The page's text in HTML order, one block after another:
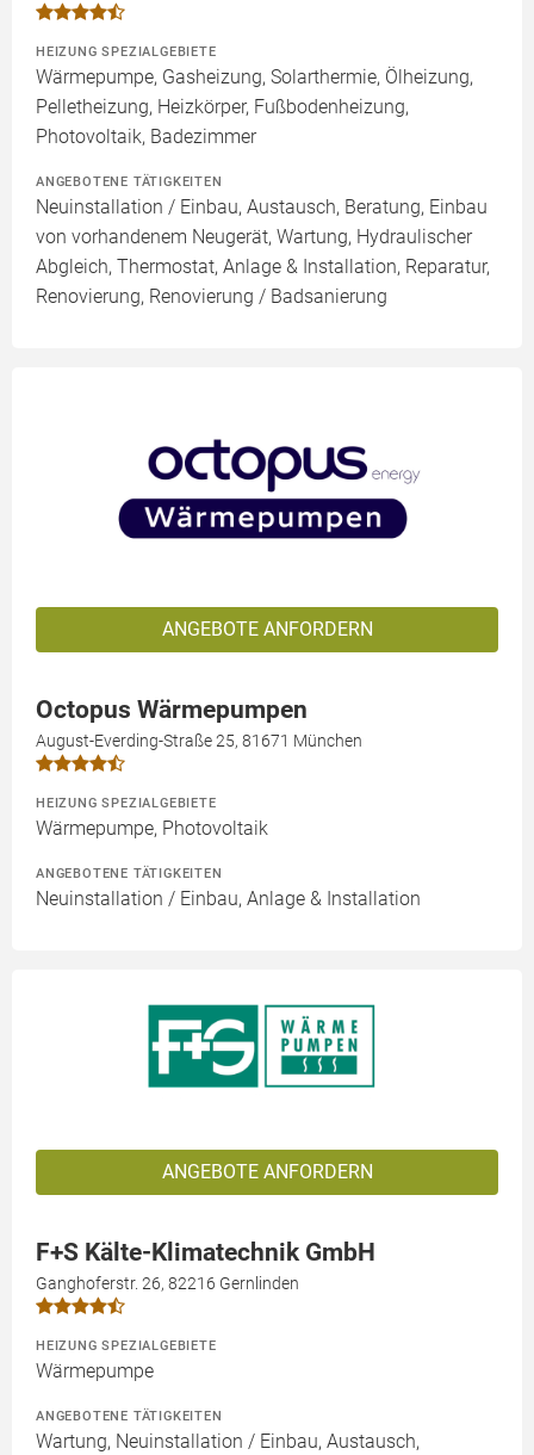
HEIZUNG SPEZIALGEBIETE
Wärmepumpe, Gasheizung, Solarthermie, Ölheizung,
Pelletheizung, Heizkörper, Fußbodenheizung,
Photovoltaik, Badezimmer
ANGEBOTENE TÄTIGKEITEN
Neuinstallation / Einbau, Austausch, Beratung, Einbau
von vorhandenem Neugerät, Wartung, Hydraulischer
Abgleich, Thermostat, Anlage & Installation, Reparatur,
Renovierung, Renovierung / Badsanierung
ANGEBOTE ANFORDERN
Octopus Wärmepumpen
August-Everding-Straße 25, 81671 München
HEIZUNG SPEZIALGEBIETE
Wärmepumpe, Photovoltaik
ANGEBOTENE TÄTIGKEITEN
Neuinstallation / Einbau, Anlage & Installation
ANGEBOTE ANFORDERN
F+S Kälte-Klimatechnik GmbH
Ganghoferstr. 26, 82216 Gernlinden
HEIZUNG SPEZIALGEBIETE
Wärmepumpe
ANGEBOTENE TÄTIGKEITEN
Wartung, Neuinstallation / Einbau, Austausch,